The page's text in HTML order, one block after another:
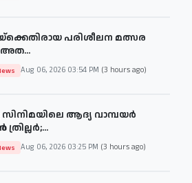
പരിശീലന മത്സര
അത...
Aug 06, 2026 03:54 PM (3 hours ago)
ആദ്യ വാമ്പയർ
Aug 06, 2026 03:25 PM (3 hours ago)